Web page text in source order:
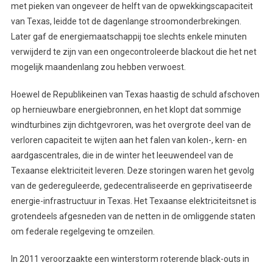
met pieken van ongeveer de helft van de opwekkingscapaciteit
van Texas, leidde tot de dagenlange stroomonderbrekingen.
Later gaf de energiemaatschappij toe slechts enkele minuten
verwijderd te zijn van een ongecontroleerde blackout die het net
mogelijk maandenlang zou hebben verwoest.
Hoewel de Republikeinen van Texas haastig de schuld afschoven
op hernieuwbare energiebronnen, en het klopt dat sommige
windturbines zijn dichtgevroren, was het overgrote deel van de
verloren capaciteit te wijten aan het falen van kolen-, kern- en
aardgascentrales, die in de winter het leeuwendeel van de
Texaanse elektriciteit leveren. Deze storingen waren het gevolg
van de gedereguleerde, gedecentraliseerde en geprivatiseerde
energie-infrastructuur in Texas. Het Texaanse elektriciteitsnet is
grotendeels afgesneden van de netten in de omliggende staten
om federale regelgeving te omzeilen.
In 2011 veroorzaakte een winterstorm roterende black-outs in